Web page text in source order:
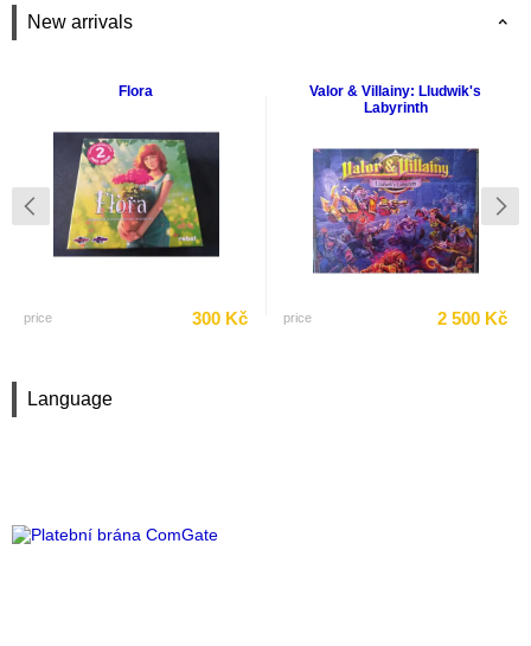
Language
New arrivals
Flora
price 300 Kč
Valor & Villainy: Lludwik's
Labyrinth
price 2 500 Kč